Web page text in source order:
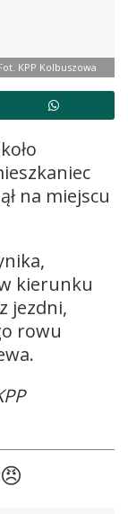
KPP Kolbuszowa
na miejscu
kierunku
jezdni,
rowu